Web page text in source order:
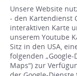
Unsere Website
- den Kartendienst
interaktiven Karte
unserem Youtube
Sitz in den USA,
folgenden „Google-
Maps“) zur